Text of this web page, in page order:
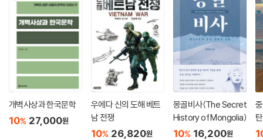
한 기존 국내 문헌에서는 접하기 어려웠던 다양한 1차 사료를 소개한다. 예
컨대 하자르 제국의 역사를 요약한 ‘요셉의 서신’, 불가르·하자르·오구즈 유
목민의 관습을 기술한 이븐 파들란의 여행기, 차가타이인의 기원을 다룬
루이 곤살레스 데 클라비호의 티무르 제국 방문기와 같은 주요 1차 사료 발
췌문을 수록했는데, 일반 독자는 물론 역사 전공자에게도 유용한 자료가
될 것이다.
그 외에도 ‘투르크 민족들의 DNA’, ‘이슬람 세계의 투르크-페르시아 이중
사회’, ‘17세기 타타르 복합궁과 초기 화기의 비교’와 같이 큰 역사적 흐름
을 짚는 본문의 성격상 미처 다루지 못한 세세한 지식을 중간중간 수십 개
개벽사상과 한국문학
10% 27,000원
우에다 신의 도해 베트
남 전쟁
10% 26,820원
몽골비사(The Secret
History of Mongolia)
10% 16,200원
탄